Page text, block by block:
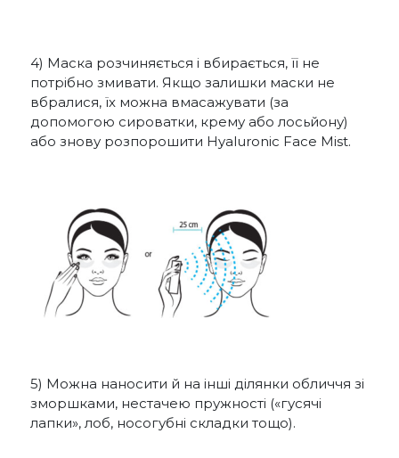
4) Маска розчиняється і вбирається, її не
потрібно змивати. Якщо залишки маски не
вбралися, їх можна вмасажувати (за
допомогою сироватки, крему або лосьйону)
або знову розпорошити Hyaluronic Face Mist.
5) Можна наносити й на інші ділянки обличчя зі
зморшками, нестачею пружності («гусячі
лапки», лоб, носогубні складки тощо).